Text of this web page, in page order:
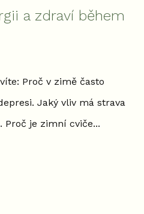
a zdraví během
Proč v zimě často
Jaký vliv má strava
Proč je zimní cviče...